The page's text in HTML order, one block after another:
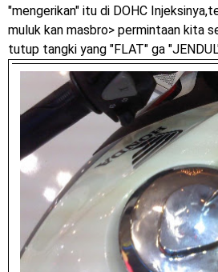
Berkenalan dengan KTM 990 RC
Yamaha Rilis New R15M versi
Penampakan tim Red Bull KTM
MotoGP : Francesco Bagnaia
2023 !
Honda Rilis CBR1000RR-R 2023
MotoGP Amerika : Alex Rins
perdana di tim LCR
Ngabuburide Yamaha Wr 155 R,
"mengerikan" itu di DOHC
muluk kan masbro> permintaan kita
tutup tangki yang "FLAT" ga